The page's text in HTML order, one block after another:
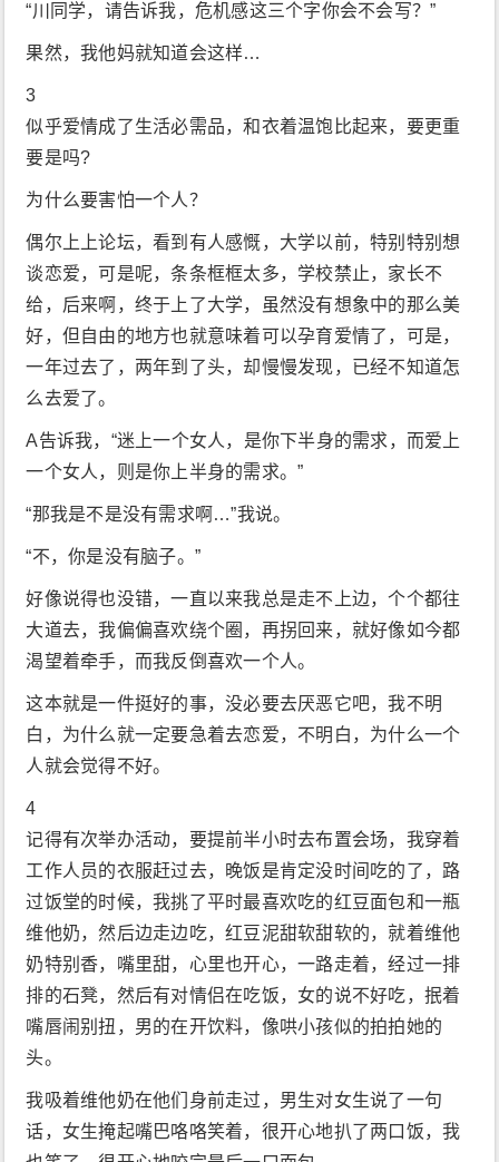
“川同学，请告诉我，危机感这三个字你会不会写？”
果然，我他妈就知道会这样…
3
似乎爱情成了生活必需品，和衣着温饱比起来，要更重
要是吗?
为什么要害怕一个人？
偶尔上上论坛，看到有人感慨，大学以前，特别特别想
谈恋爱，可是呢，条条框框太多，学校禁止，家长不
给，后来啊，终于上了大学，虽然没有想象中的那么美
好，但自由的地方也就意味着可以孕育爱情了，可是，
一年过去了，两年到了头，却慢慢发现，已经不知道怎
么去爱了。
A告诉我，“迷上一个女人，是你下半身的需求，而爱上
一个女人，则是你上半身的需求。”
“那我是不是没有需求啊…”我说。
“不，你是没有脑子。”
好像说得也没错，一直以来我总是走不上边，个个都往
大道去，我偏偏喜欢绕个圈，再拐回来，就好像如今都
渴望着牵手，而我反倒喜欢一个人。
这本就是一件挺好的事，没必要去厌恶它吧，我不明
白，为什么就一定要急着去恋爱，不明白，为什么一个
人就会觉得不好。
4
记得有次举办活动，要提前半小时去布置会场，我穿着
工作人员的衣服赶过去，晚饭是肯定没时间吃的了，路
过饭堂的时候，我挑了平时最喜欢吃的红豆面包和一瓶
维他奶，然后边走边吃，红豆泥甜软甜软的，就着维他
奶特别香，嘴里甜，心里也开心，一路走着，经过一排
排的石凳，然后有对情侣在吃饭，女的说不好吃，抿着
嘴唇闹别扭，男的在开饮料，像哄小孩似的拍拍她的
头。
我吸着维他奶在他们身前走过，男生对女生说了一句
话，女生掩起嘴巴咯咯笑着，很开心地扒了两口饭，我